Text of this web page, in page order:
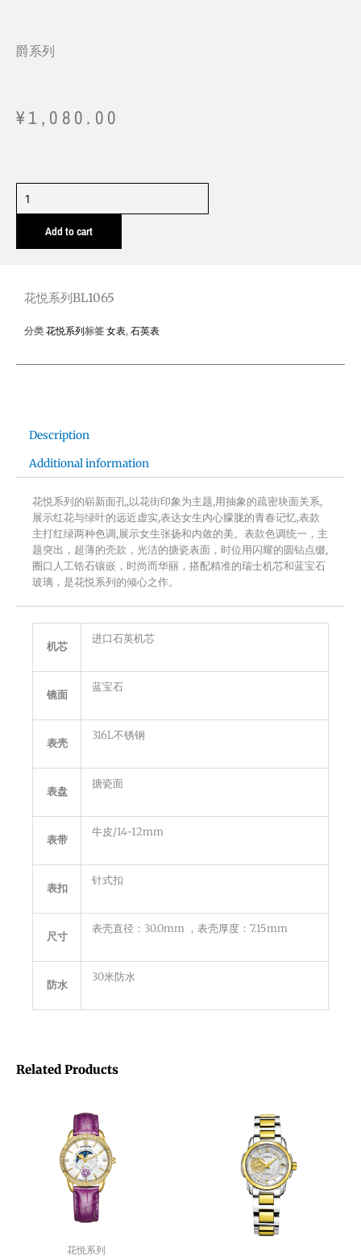
爵系列
¥1,080.00
悦
列
quantity
Add to cart
花悦系列BL1065
分类 花悦系列标签 女表, 石英表
Description
Additional information
花悦系列的崭新面孔,以花街印象为主题,用抽象的疏密块面关系,
展示红花与绿叶的远近虚实,表达女生内心朦胧的青春记忆,表款
主打红绿两种色调,展示女生张扬和内敛的美。表款色调统一，主
题突出，超薄的壳款，光洁的搪瓷表面，时位用闪耀的圆钻点缀,
圈口人工锆石镶嵌，时尚而华丽，搭配精准的瑞士机芯和蓝宝石
玻璃，是花悦系列的倾心之作。
机芯
进口石英机芯
镜面
蓝宝石
表壳
316L不锈钢
表盘
搪瓷面
表带
牛皮/14-12mm
表扣
针式扣
尺寸
表壳直径：30.0mm ，表壳厚度：7.15mm
防水
30米防水
Related Products
花悦系列